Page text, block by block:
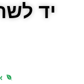
יד